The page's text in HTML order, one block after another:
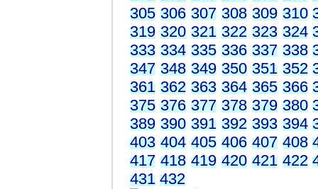
305 306 307 308 309 310
319 320 321 322 323 324
333 334 335 336 337 338
347 348 349 350 351 352
361 362 363 364 365 366
375 376 377 378 379 380
389 390 391 392 393 394
403 404 405 406 407 408
417 418 419 420 421 422
431 432